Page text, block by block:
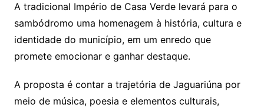
A tradicional Império de Casa Verde levará para o
sambódromo uma homenagem à história, cultura e
identidade do município, em um enredo que
promete emocionar e ganhar destaque.
A proposta é contar a trajetória de Jaguariúna por
meio de música, poesia e elementos culturais,